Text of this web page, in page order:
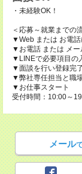
・未経験OK！
＜応募～就業までの
▼Web または お電
▼お電話 または メー
▼LINEで必要項目の
▼面談を行い登録完
▼弊社専任担当と職
▼お仕事スタート
受付時間：10:00～
メール